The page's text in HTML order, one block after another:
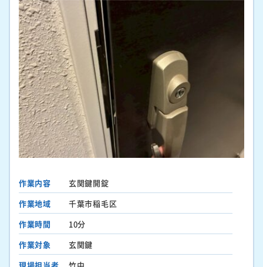
作業内容
玄関鍵開錠
作業地域
千葉市稲毛区
作業時間
10分
作業対象
玄関鍵